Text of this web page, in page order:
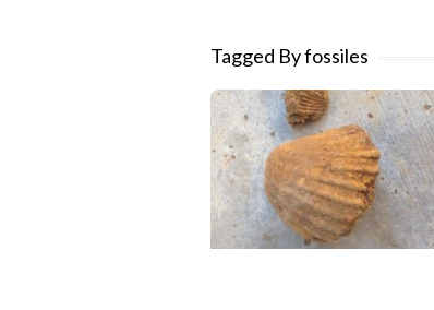
Tagged By fossiles